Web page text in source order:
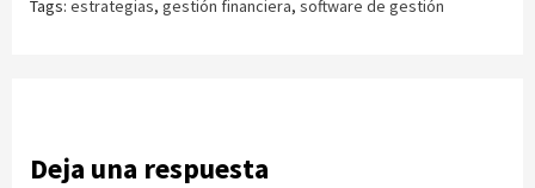
Tags: estrategias, gestión financiera, software de gestión
Deja una respuesta